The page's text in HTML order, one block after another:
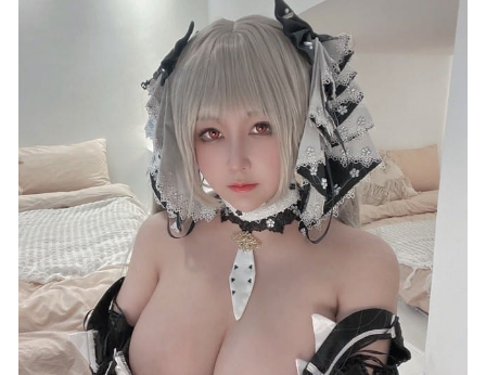
[Xiuren秀人网]2023.04.11 NO.6554 熊小诺[80+1P／668MB]
[Xiuren秀人网]2025.05.08 NO.10251 小肉肉咪
2025-11-28
[Xiuren秀人网]2023.11.22 NO.7701 章芃芃[81+1P/827MB]
2024-04-20
[Xiuren秀人网]2025.09.30 NO.10833 妲己
_Toxic[51P/524.76MB] 2026-05-08
二佐 – NO.150 碧蓝大凤jk[21P-579MB] 2022-12-07